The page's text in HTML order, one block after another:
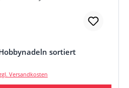
sortiert
Versandkosten